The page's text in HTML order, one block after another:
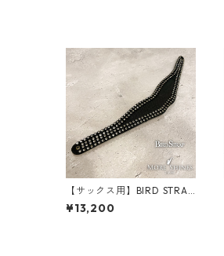
【サックス用】BIRD STRAP
× More Shines コラボモデ
ル #ラインストーン・ネッ
¥13,200